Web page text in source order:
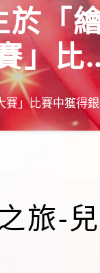
於「
」比
)
賽」比賽中獲得
旅-